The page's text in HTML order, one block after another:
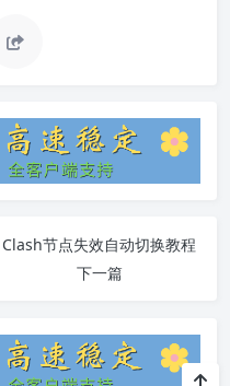
Clash节点失效自动切换教程
下一篇